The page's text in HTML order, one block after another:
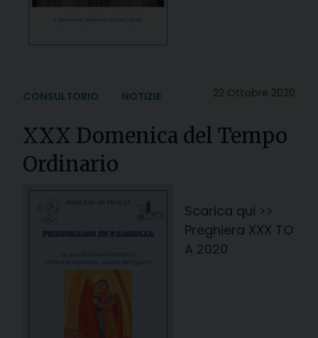
22 Ottobre 2020
CONSULTORIO NOTIZIE
XXX Domenica del Tempo
Ordinario
Scarica qui >>
Preghiera XXX TO
A 2020